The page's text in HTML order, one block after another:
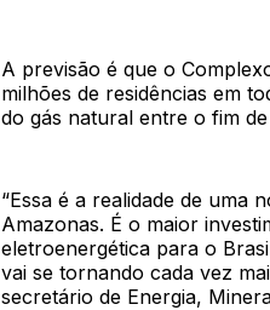
A previsão é que o
milhões de residências em
do gás natural entre o fim
“Essa é a realidade de uma
Amazonas. É o maior
eletroenergética para o
vai se tornando cada vez
secretário de Energia,